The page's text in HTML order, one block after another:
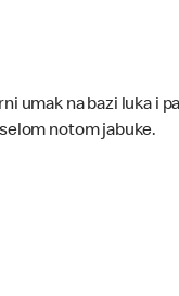
umak na bazi luka i
notom jabuke.